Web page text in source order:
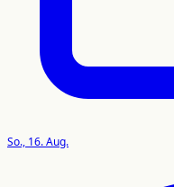
So., 16. Aug.